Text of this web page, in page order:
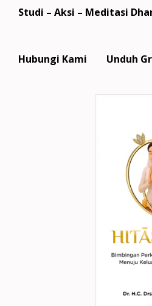
Studi – Aksi – Meditasi
Hubungi Kami Unduh